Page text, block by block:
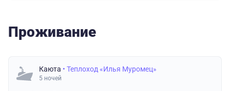
Проживание
Каюта • Теплоход «Илья Муромец»
5 ночей